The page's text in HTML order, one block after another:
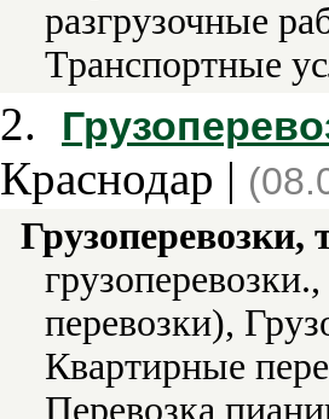
разгрузочные
Транспортные
2.
Краснодар |
перевозки),
Квартирные
Перевозка